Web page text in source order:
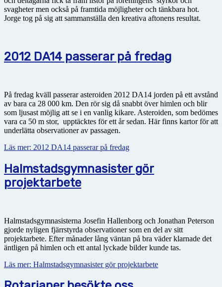
svagheter men också på framtida möjligheter och tänkbara hot.
Jorge tog på sig att sammanställa den kreativa aftonens resultat.
2012 DA14 passerar på fredag
På fredag kväll passerar asteroiden 2012 DA14 jorden på ett avstånd
av bara ca 28 000 km. Den rör sig då snabbt över himlen och blir
som ljusast möjlig att se i en vanlig kikare. Asteroiden, som bedömes
vara ca 50 m stor, upptäcktes för ett år sedan. Här finns kartor för att
underlätta observationer av passagen.
Läs mer: 2012 DA14 passerar på fredag
Halmstadsgymnasister gör
projektarbete
Halmstadsgymnasisterna Josefin Hallenborg och Jonathan Peterson
gjorde nyligen fjärrstyrda observationer som en del av sitt
projektarbete. Efter månader lång väntan på bra väder klarnade det
äntligen på himlen och ett antal lyckade bilder kunde tas.
Läs mer: Halmstadsgymnasister gör projektarbete